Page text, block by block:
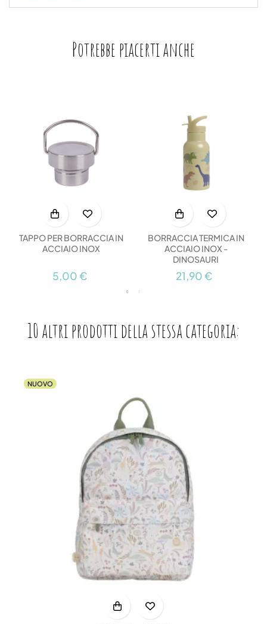
Potrebbe piacerti anche
TAPPO PER BORRACCIA IN
ACCIAIO INOX
5,00 €
BORRACCIA TERMICA IN
ACCIAIO INOX -
DINOSAURI
21,90 €
10 altri prodotti della stessa categoria:
NUOVO